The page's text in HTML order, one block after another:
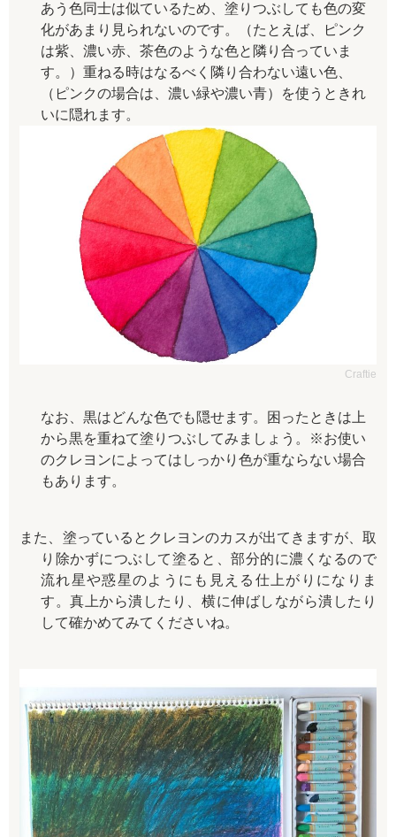
あう色同士は似ているため、塗りつぶしても色の変
化があまり見られないのです。（たとえば、ピンク
は紫、濃い赤、茶色のような色と隣り合っていま
す。）重ねる時はなるべく隣り合わない遠い色、
（ピンクの場合は、濃い緑や濃い青）を使うときれ
いに隠れます。
Craftie
なお、黒はどんな色でも隠せます。困ったときは上
から黒を重ねて塗りつぶしてみましょう。※お使い
のクレヨンによってはしっかり色が重ならない場合
もあります。
また、塗っているとクレヨンのカスが出てきますが、取
り除かずにつぶして塗ると、部分的に濃くなるので
流れ星や惑星のようにも見える仕上がりになりま
す。真上から潰したり、横に伸ばしながら潰したり
して確かめてみてくださいね。